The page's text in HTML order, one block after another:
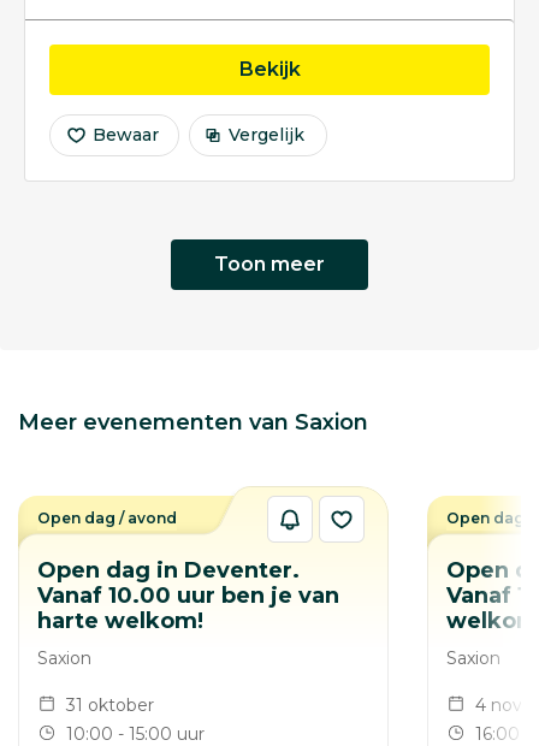
Bekijkopleiding Human
Bewaar Vergelijk
Toon meer
Meer evenementen van Saxion
Open dag in Deventer.
Vanaf 10.00 uur ben je van
harte welkom!
Saxion
31 oktober
10:00 - 15:00 uur
Open dag / avond
Open
Vanaf
Saxion
4
16:00 -
Open dag /